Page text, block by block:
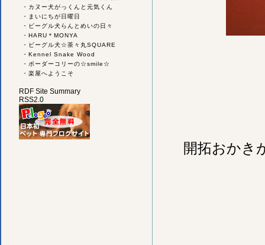
・ カヌー犬がっくんと元気くん
・
まいにちが日曜日
・
ビーグル犬らんとめいの日々
・ HARU＊MONYA
・
ビーグル犬☆茶々丸SQUARE
・ Kennel Snake Wood
・ ボーダーコリーの☆smile☆
・ 楽屋へようこそ
RDF Site Summary
RSS2.0
開拓おかき